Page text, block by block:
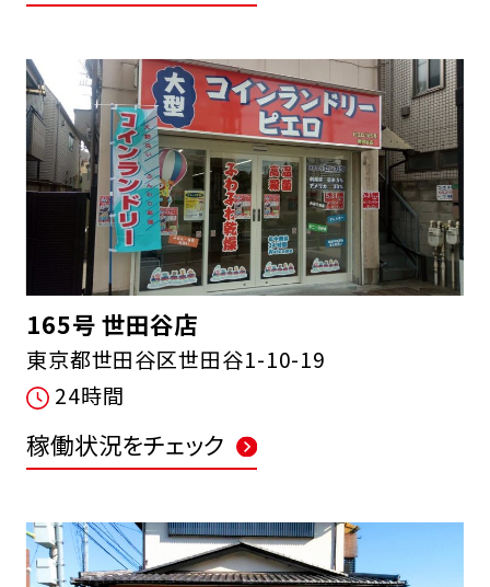
165号 世田谷店
東京都世田谷区世田谷1-10-19
24時間
稼働状況をチェック